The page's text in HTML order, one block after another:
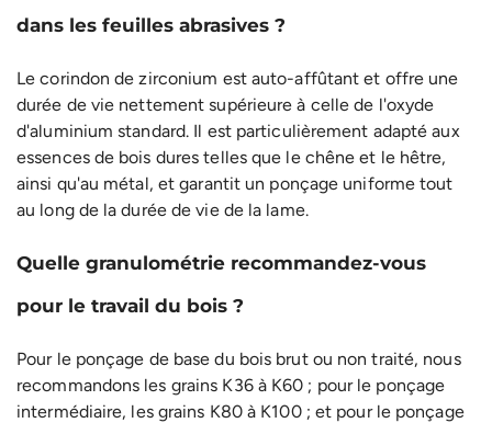
dans les feuilles abrasives ?
Le corindon de zirconium est auto-affûtant et offre une
durée de vie nettement supérieure à celle de l'oxyde
d'aluminium standard. Il est particulièrement adapté aux
essences de bois dures telles que le chêne et le hêtre,
ainsi qu'au métal, et garantit un ponçage uniforme tout
au long de la durée de vie de la lame.
Quelle granulométrie recommandez-vous
pour le travail du bois ?
Pour le ponçage de base du bois brut ou non traité, nous
recommandons les grains K36 à K60 ; pour le ponçage
intermédiaire, les grains K80 à K100 ; et pour le ponçage